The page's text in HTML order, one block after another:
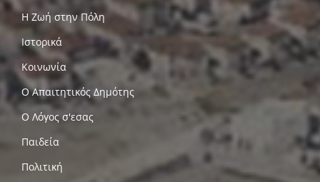
Η Ζωή στην Πόλη
Ιστορικά
Κοινωνία
Ο Απαιτητικός Δημότης
Ο Λόγος σ'εσας
Παιδεία
Πολιτική